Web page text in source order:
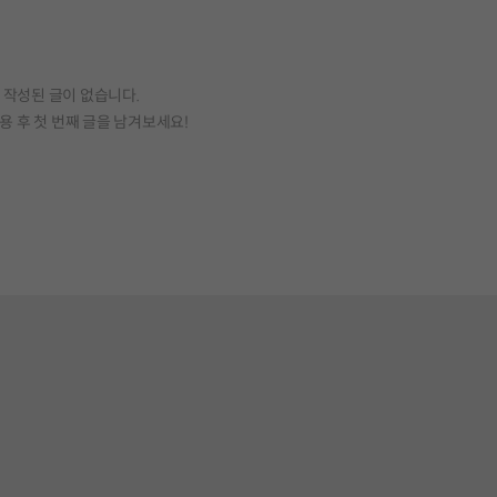
작성된 글이 없습니다.
후 첫 번째 글을 남겨보세요!